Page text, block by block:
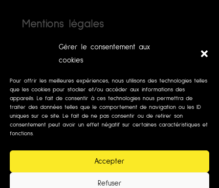
Gérer le consentement aux
cookies
Pour offrir les meilleures expériences, nous utilisons des technologies telles
que les cookies pour stocker et/ou accéder aux informations des
appareils. Le fait de consentir à ces technologies nous permettra de
traiter des données telles que le comportement de navigation ou les ID
uniques sur ce site. Le fait de ne pas consentir ou de retirer son
consentement peut avoir un effet négatif sur certaines caractéristiques et
fonctions.
Accepter
Refuser
Mentions légales
Politiques de cookies (UE)